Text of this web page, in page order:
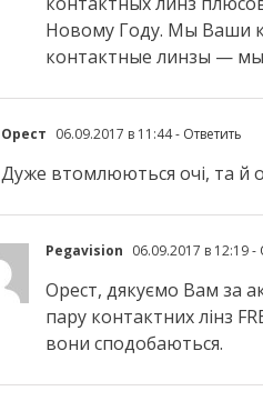
Новому Году. Мы Ваши
контактные линзы —
Орест 06.09.2017 в 11:44- Ответить
Дуже втомлюються очі, та й
Pegavision 06.09.2017 в 12:19-
Орест, дякуємо Вам за
пару контактних лінз
вони сподобаються.